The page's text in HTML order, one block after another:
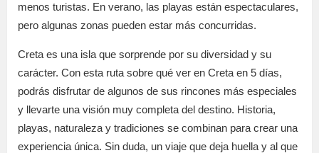
menos turistas. En verano, las playas están espectaculares,
pero algunas zonas pueden estar más concurridas.
Creta es una isla que sorprende por su diversidad y su
carácter. Con esta ruta sobre qué ver en Creta en 5 días,
podrás disfrutar de algunos de sus rincones más especiales
y llevarte una visión muy completa del destino. Historia,
playas, naturaleza y tradiciones se combinan para crear una
experiencia única. Sin duda, un viaje que deja huella y al que